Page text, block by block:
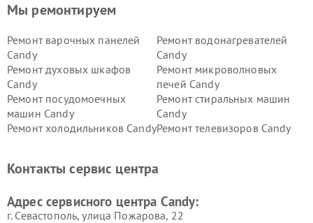
Мы ремонтируем
Ремонт варочных панелей
Candy
Ремонт водонагревателей
Candy
Ремонт духовых шкафов
Candy
Ремонт микроволновых
печей Candy
Ремонт посудомоечных
машин Candy
Ремонт стиральных машин
Candy
Ремонт холодильников CandyРемонт телевизоров Candy
Контакты сервис центра
Адрес сервисного центра Candy:
г. Севастополь, улица Пожарова, 22